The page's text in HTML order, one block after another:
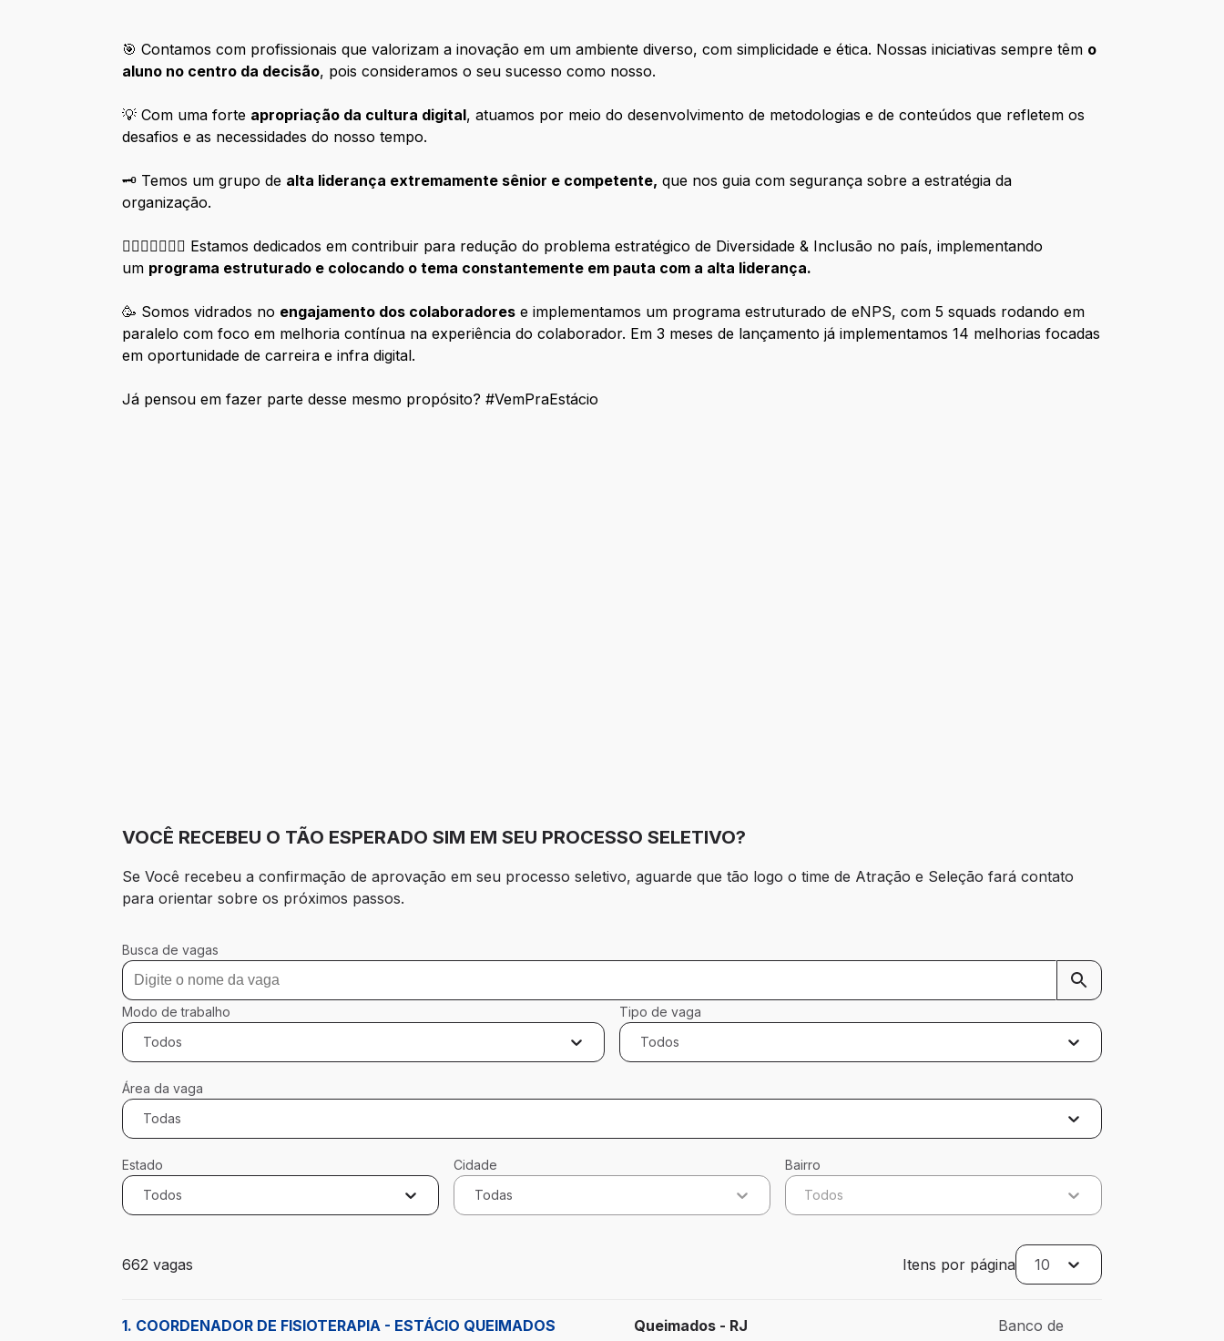
🎯 Contamos com profissionais que valorizam a inovação em um ambiente diverso, com simplicidade e ética. Nossas iniciativas sempre têm o
aluno no centro da decisão, pois consideramos o seu sucesso como nosso.
💡 Com uma forte apropriação da cultura digital, atuamos por meio do desenvolvimento de metodologias e de conteúdos que refletem os
desafios e as necessidades do nosso tempo.
🗝️ Temos um grupo de alta liderança extremamente sênior e competente, que nos guia com segurança sobre a estratégia da
organização.
🏳️‍🌈🧑🏿‍🤝‍🧑🏿 Estamos dedicados em contribuir para redução do problema estratégico de Diversidade & Inclusão no país, implementando
um programa estruturado e colocando o tema constantemente em pauta com a alta liderança.
🥳 Somos vidrados no engajamento dos colaboradores e implementamos um programa estruturado de eNPS, com 5 squads rodando em
paralelo com foco em melhoria contínua na experiência do colaborador. Em 3 meses de lançamento já implementamos 14 melhorias focadas
em oportunidade de carreira e infra digital.
Já pensou em fazer parte desse mesmo propósito? #VemPraEstácio
VOCÊ RECEBEU O TÃO ESPERADO SIM EM SEU PROCESSO SELETIVO?
Se Você recebeu a confirmação de aprovação em seu processo seletivo, aguarde que tão logo o time de Atração e Seleção fará contato
para orientar sobre os próximos passos.
Busca de vagas
Modo de trabalho
Todos
Tipo de vaga
Todos
Área da vaga
Todas
Estado
Todos
Cidade
Todas
Bairro
Todos
662 vagas Itens por página 10
1. COORDENADOR DE FISIOTERAPIA - ESTÁCIO QUEIMADOS Queimados - RJ
Banco de